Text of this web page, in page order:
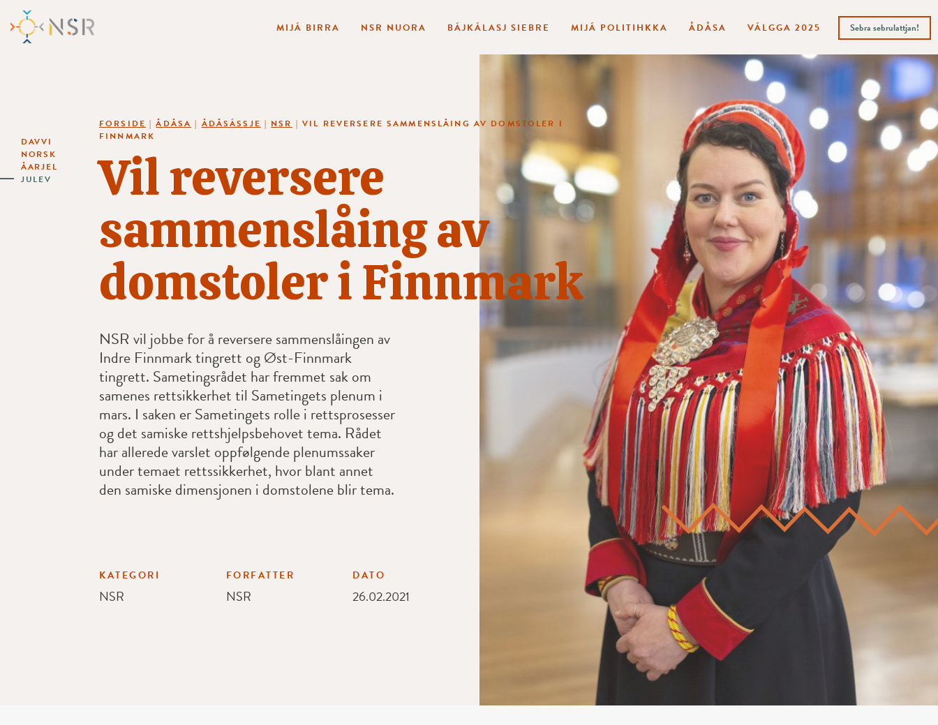
DAVVI
NORSK
ÅARJEL
JULEV
MIJÁ BIRRA NSR NUORA BÁJKÁLASJ SIEBRE MIJÁ POLITIHKKA ÅDÅSA VÁLGGA 2025 Sebra sebrulattjan!
FORSIDE |ÅDÅSA | ÅDÅSÁSSJE | NSR |VIL REVERSERE SAMMENSLÅING AV DOMSTOLER I
FINNMARK
Vil reversere
sammenslåing av
domstoler i Finnmark
NSR vil jobbe for å reversere sammenslåingen av
Indre Finnmark tingrett og Øst-Finnmark
tingrett. Sametingsrådet har fremmet sak om
samenes rettsikkerhet til Sametingets plenum i
mars. I saken er Sametingets rolle i rettsprosesser
og det samiske rettshjelpsbehovet tema. Rådet
har allerede varslet oppfølgende plenumssaker
under temaet rettssikkerhet, hvor blant annet
den samiske dimensjonen i domstolene blir tema.
KATEGORI
NSR
FORFATTER
NSR
DATO
26.02.2021